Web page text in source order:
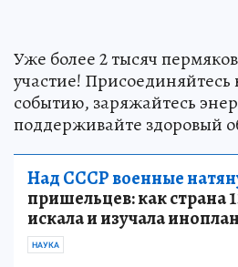
Уже более 2 тысяч
участие!
событию, заряжайтесь
поддерживайте здоровый
Над СССР военные
пришельцев: как страна
искала и изучала
НАУКА